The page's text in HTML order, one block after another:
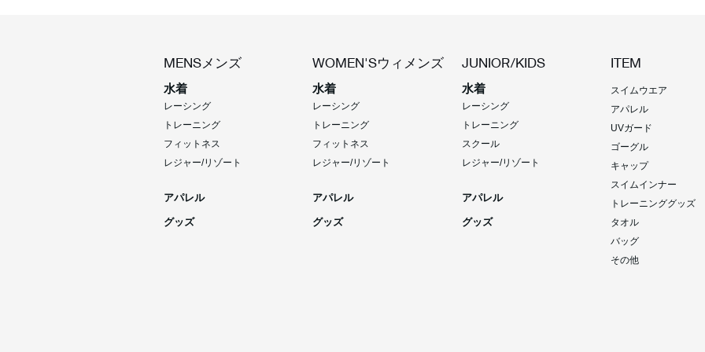
MENSメンズ
水着
レーシング
トレーニング
フィットネス
レジャー/リゾート
アパレル
グッズ
WOMEN'Sウィメンズ
水着
レーシング
トレーニング
フィットネス
レジャー/リゾート
アパレル
グッズ
JUNIOR/KIDS
水着
レーシング
トレーニング
スクール
レジャー/リゾート
アパレル
グッズ
ITEM
スイムウエア
アパレル
UVガード
ゴーグル
キャップ
スイムインナー
トレーニンググッズ
タオル
バッグ
その他